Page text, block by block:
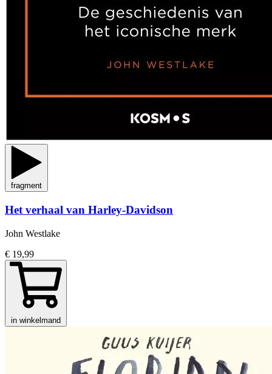
fragment
Het verhaal van Harley-Davidson
John Westlake
€ 19,99
in winkelmand